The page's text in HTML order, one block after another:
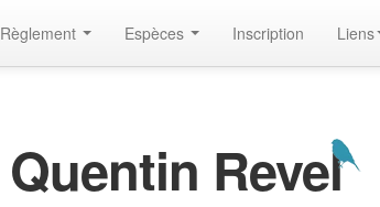
Règlement Espèces Inscription Liens
Quentin Revel